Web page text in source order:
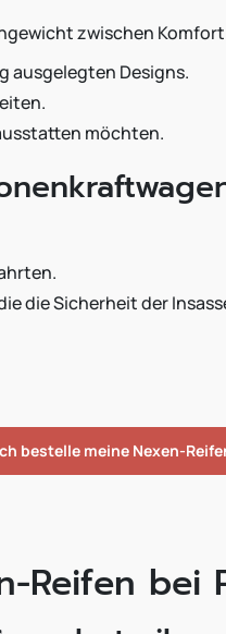
zwischen
ausgelegten Designs.
möchten.
die Sicherheit der
bestelle meine Nexen-
Reifen bei